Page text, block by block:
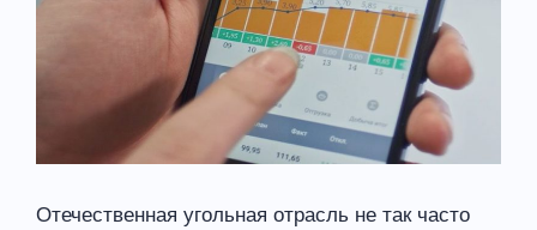
Отечественная угольная отрасль не так часто